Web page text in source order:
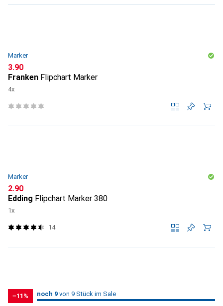
Marker
CHF
3.90
Franken Flipchart Marker
4x
Marker
CHF
2.90
Edding Flipchart Marker 380
1x
14
−11% 9 / 9
9 / 9 im Sale
noch 9 von 9 Stück im Sale